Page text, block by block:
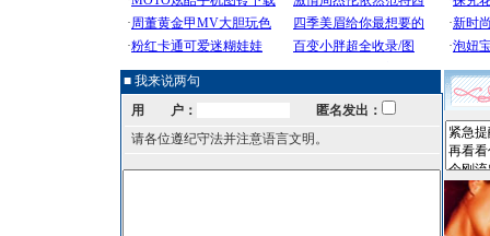
■ 我来说两句
用 户：
匿名发出：
请各位遵纪守法并注意语言文明。